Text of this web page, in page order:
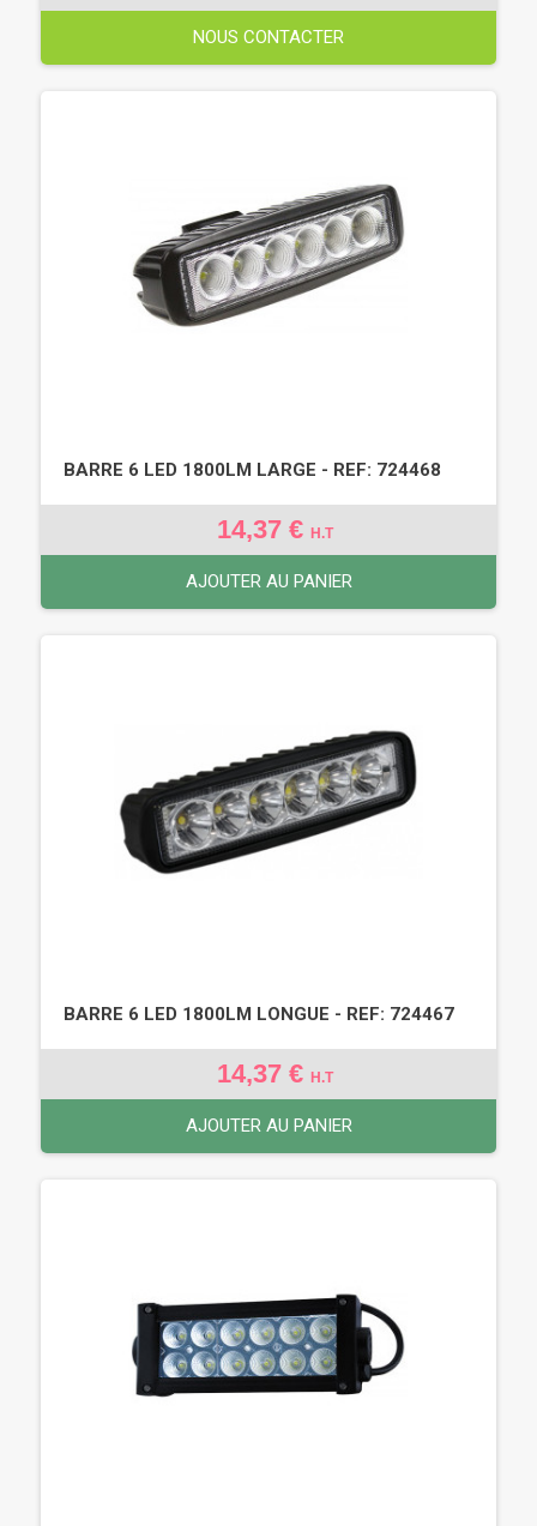
NOUS CONTACTER
BARRE 6 LED 1800LM LARGE - REF: 724468
14,37 € H.T
AJOUTER AU PANIER
BARRE 6 LED 1800LM LONGUE - REF: 724467
14,37 € H.T
AJOUTER AU PANIER